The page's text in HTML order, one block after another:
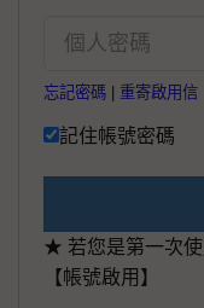
忘記密碼 重寄啟用信
記住帳號密碼
★ 若您是第一次
【帳號啟用】